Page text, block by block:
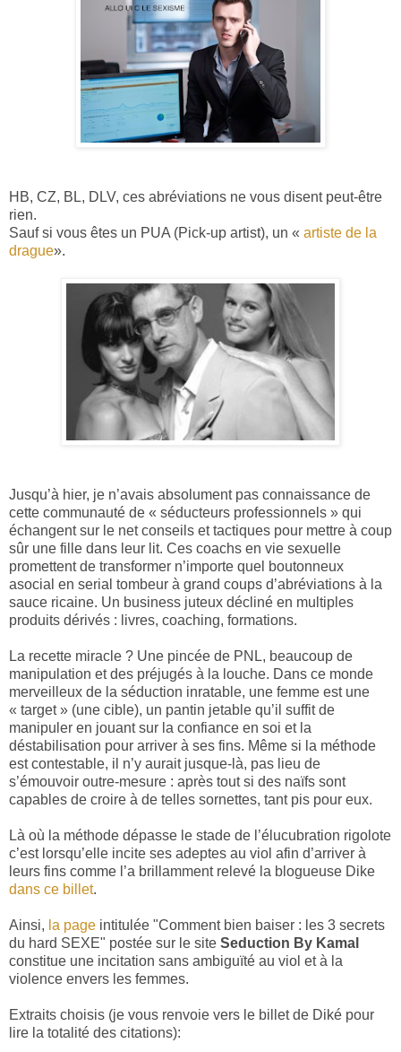
HB, CZ, BL, DLV, ces abréviations ne vous disent peut-être
rien.
Sauf si vous êtes un PUA (Pick-up artist), un « artiste de la
drague».
Jusqu’à hier, je n’avais absolument pas connaissance de
cette communauté de « séducteurs professionnels » qui
échangent sur le net conseils et tactiques pour mettre à coup
sûr une fille dans leur lit. Ces coachs en vie sexuelle
promettent de transformer n’importe quel boutonneux
asocial en serial tombeur à grand coups d’abréviations à la
sauce ricaine. Un business juteux décliné en multiples
produits dérivés : livres, coaching, formations.
La recette miracle ? Une pincée de PNL, beaucoup de
manipulation et des préjugés à la louche. Dans ce monde
merveilleux de la séduction inratable, une femme est une
« target » (une cible), un pantin jetable qu’il suffit de
manipuler en jouant sur la confiance en soi et la
déstabilisation pour arriver à ses fins. Même si la méthode
est contestable, il n’y aurait jusque-là, pas lieu de
s’émouvoir outre-mesure : après tout si des naïfs sont
capables de croire à de telles sornettes, tant pis pour eux.
Là où la méthode dépasse le stade de l’élucubration rigolote
c’est lorsqu’elle incite ses adeptes au viol afin d’arriver à
leurs fins comme l’a brillamment relevé la blogueuse Dike
dans ce billet.
Ainsi, la page intitulée "Comment bien baiser : les 3 secrets
du hard SEXE" postée sur le site Seduction By Kamal
constitue une incitation sans ambiguïté au viol et à la
violence envers les femmes.
Extraits choisis (je vous renvoie vers le billet de Diké pour
lire la totalité des citations):